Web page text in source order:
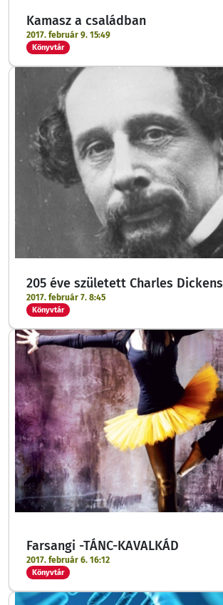
Kamasz a családban
2017. február 9. 15:49
Könyvtár
205 éve született Charles Dickens
2017. február 7. 8:45
Könyvtár
Farsangi -TÁNC-KAVALKÁD
2017. február 6. 16:12
Könyvtár